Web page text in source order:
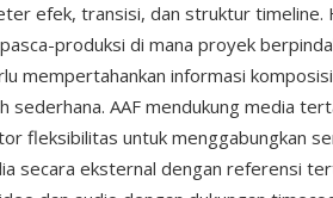
efek, transisi, dan struktur timeline.
produksi di mana proyek
mempertahankan informasi
sederhana. AAF mendukung media
fleksibilitas untuk menggabungkan
secara eksternal dengan referensi